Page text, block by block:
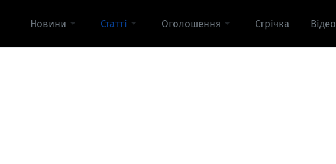
Новини Статті Оголошення Стрічка Відео